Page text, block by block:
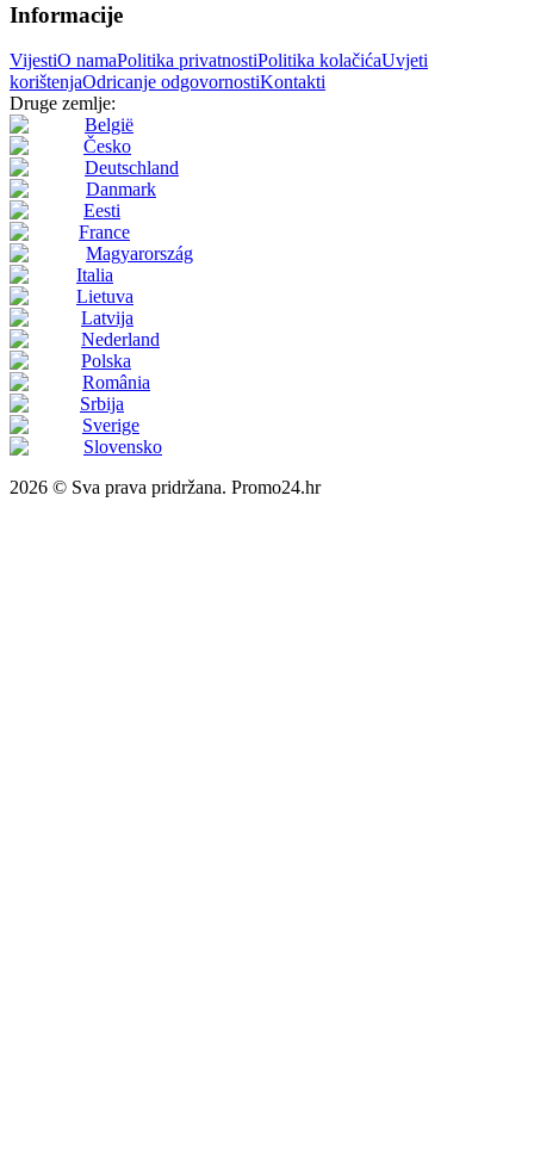
Informacije
VijestiO namaPolitika privatnostiPolitika kolačićaUvjeti
korištenjaOdricanje odgovornostiKontakti
Druge zemlje:
België
Česko
Deutschland
Danmark
Eesti
France
Magyarország
Italia
Lietuva
Latvija
Nederland
Polska
România
Srbija
Sverige
Slovensko
2026 © Sva prava pridržana. Promo24.hr